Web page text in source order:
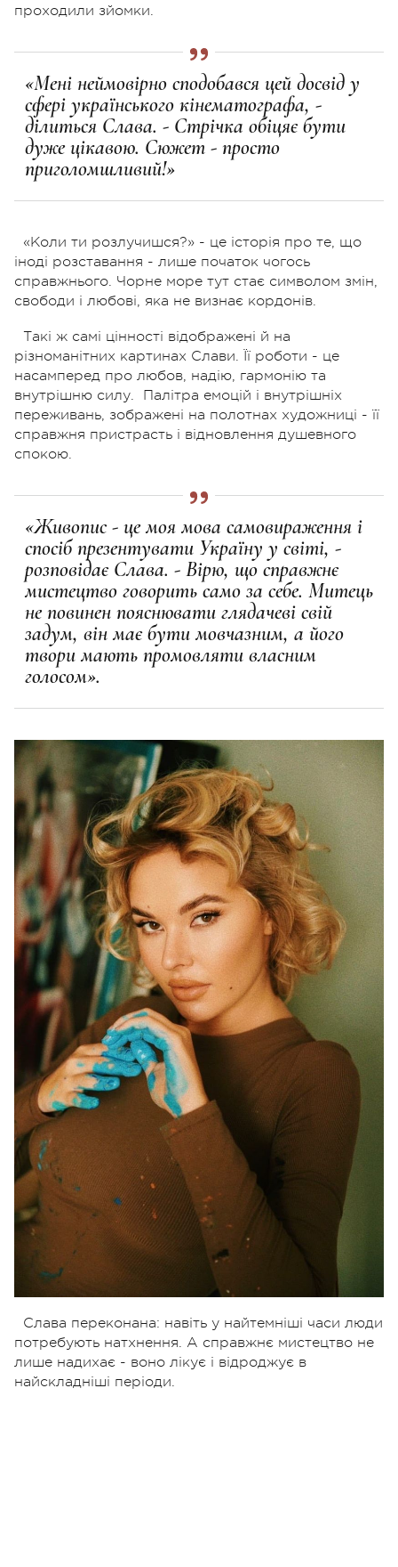
проходили зйомки.
«Мені неймовірно сподобався цей досвід у
сфері українського кінематографа, -
ділиться Слава. - Стрічка обіцяє бути
дуже цікавою. Сюжет - просто
приголомшливий!»
«Коли ти розлучишся?» - це історія про те, що
іноді розставання - лише початок чогось
справжнього. Чорне море тут стає символом змін,
свободи і любові, яка не визнає кордонів.
Такі ж самі цінності відображені й на
різноманітних картинах Слави. Її роботи - це
насамперед про любов, надію, гармонію та
внутрішню силу.
Палітра емоцій і внутрішніх
переживань, зображені на полотнах художниці - її
справжня пристрасть і відновлення душевного
спокою.
«Живопис - це моя мова самовираження і
спосіб презентувати Україну у світі, -
розповідає Слава. - Вірю, що справжнє
мистецтво говорить само за себе. Митець
не повинен пояснювати глядачеві свій
задум, він має бути мовчазним, а його
твори мають промовляти власним
голосом».
Слава переконана: навіть у найтемніші часи люди
потребують натхнення. А справжнє мистецтво не
лише надихає - воно лікує і відроджує в
найскладніші періоди.